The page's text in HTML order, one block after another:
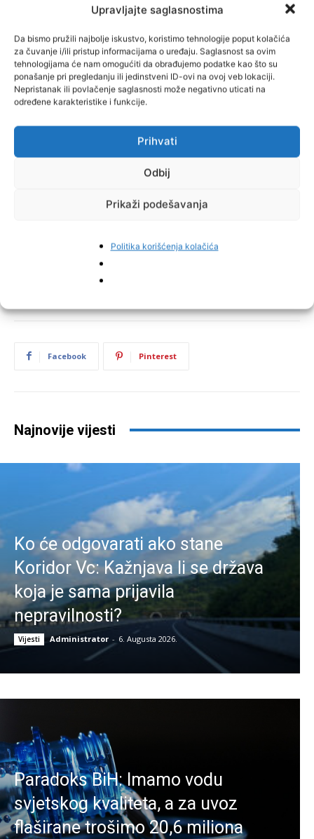
Upravljajte saglasnostima
Da bismo pružili najbolje iskustvo, koristimo tehnologije poput kolačića
za čuvanje i/ili pristup informacijama o uređaju. Saglasnost sa ovim
tehnologijama će nam omogućiti da obrađujemo podatke kao što su
ponašanje pri pregledanju ili jedinstveni ID-ovi na ovoj veb lokaciji.
Nepristanak ili povlačenje saglasnosti može negativno uticati na
određene karakteristike i funkcije.
Prihvati
Odbij
Prikaži podešavanja
Politika korišćenja kolačića
Facebook Pinterest
Najnovije vijesti
Ko će odgovarati ako stane
Koridor Vc: Kažnjava li se država
koja je sama prijavila
nepravilnosti?
Vijesti Administrator - 6. Augusta 2026.
Paradoks BiH: Imamo vodu
svjetskog kvaliteta, a za uvoz
flaširane trošimo 20,6 miliona